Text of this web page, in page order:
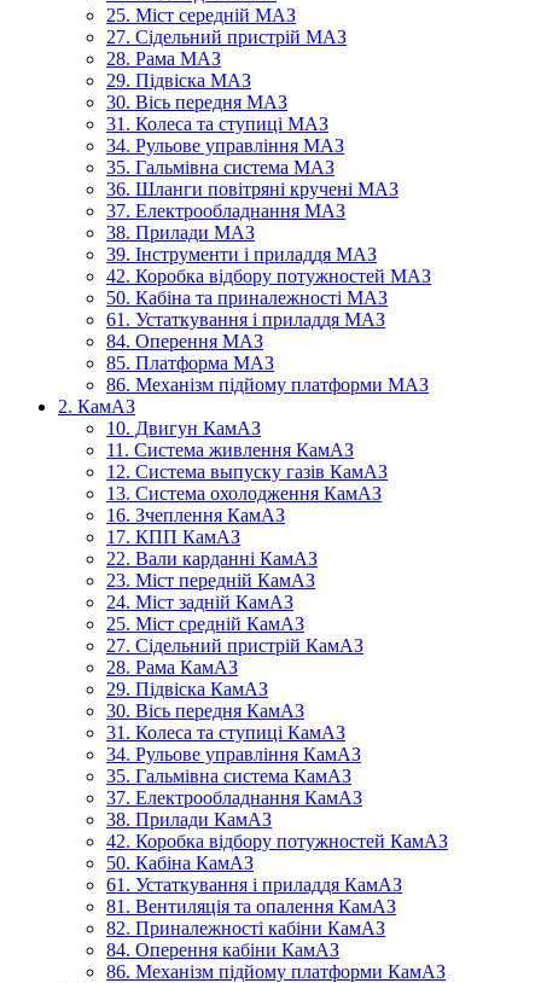
25. Міст середній МАЗ
27. Сідельний пристрій МАЗ
28. Рама МАЗ
29. Підвіска МАЗ
30. Вісь передня МАЗ
31. Колеса та ступиці МАЗ
34. Рульове управління МАЗ
35. Гальмівна система МАЗ
36. Шланги повітряні кручені МАЗ
37. Електрообладнання МАЗ
38. Прилади МАЗ
39. Інструменти і приладдя МАЗ
42. Коробка відбору потужностей МАЗ
50. Кабіна та приналежності МАЗ
61. Устаткування і приладдя МАЗ
84. Оперення МАЗ
85. Платформа МАЗ
86. Механізм підйому платформи МАЗ
2. КамАЗ
10. Двигун КамАЗ
11. Система живлення КамАЗ
12. Система выпуску газів КамАЗ
13. Система охолодження КамАЗ
16. Зчеплення КамАЗ
17. КПП КамАЗ
22. Вали карданні КамАЗ
23. Міст передній КамАЗ
24. Міст задній КамАЗ
25. Міст средній КамАЗ
27. Сідельний пристрій КамАЗ
28. Рама КамАЗ
29. Підвіска КамАЗ
30. Вісь передня КамАЗ
31. Колеса та ступиці КамАЗ
34. Рульове управління КамАЗ
35. Гальмівна система КамАЗ
37. Електрообладнання КамАЗ
38. Прилади КамАЗ
42. Коробка відбору потужностей КамАЗ
50. Кабіна КамАЗ
61. Устаткування і приладдя КамАЗ
81. Вентиляція та опалення КамАЗ
82. Приналежності кабіни КамАЗ
84. Оперення кабіни КамАЗ
86. Механізм підйому платформи КамАЗ